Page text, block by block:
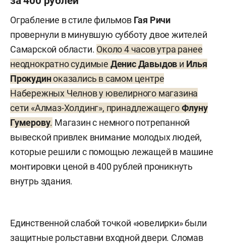
Ограбление в стиле фильмов Гая Ричи
провернули в минувшую субботу двое жителей
Самарской области. Около 4 часов утра ранее
неоднократно судимые Денис Давыдов и Илья
Прокудиноказались в самом центре
Набережных Челнов у ювелирного магазина
сети «Алмаз-Холдинг», принадлежащегоФлуну
Гумерову. Магазин с немного потрепанной
вывеской привлек внимание молодых людей,
которые решили с помощью лежащей в машине
монтировки ценой в 400 рублей проникнуть
внутрь здания.
Единственной слабой точкой «ювелирки» были
защитные рольставни входной двери. Сломав